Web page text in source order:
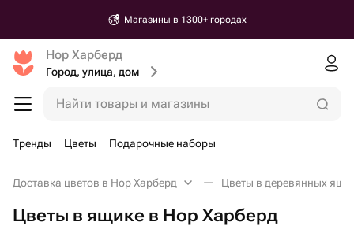
Магазины в 1300+ городах
Нор Харберд
Город, улица, дом
Найти товары и магазины
Тренды Цветы Подарочные наборы
Доставка цветов в Нор Харберд Цветы в деревянных
Цветы в ящике в Нор Харберд